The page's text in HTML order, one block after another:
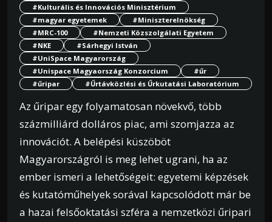
#Kulturális és Innovációs Minisztérium
#magyar egyetemek
#Miniszterelnökség
#MRC-100
#Nemzeti Közszolgálati Egyetem
#NKE
#Sárhegyi István
#UniSpace Magyarország
#Unispace Magyaország Konzorcium
#űr
#űripar
#Űrtávközlési és Űrkutatási Laboratórium
Az űripar egy folyamatosan növekvő, több
százmilliárd dolláros piac, ami szomjazza az
innovációt. A belépési küszöböt
Magyarországról is meg lehet ugrani, ha az
ember ismeri a lehetőségeit: egyetemi képzések
és kutatóműhelyek sorával kapcsolódott már be
a hazai felsőoktatási szféra a nemzetközi űripari